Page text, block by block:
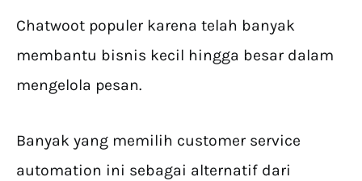
Chatwoot populer karena telah banyak
membantu bisnis kecil hingga besar dalam
mengelola pesan.
Banyak yang memilih customer service
automation ini sebagai alternatif dari